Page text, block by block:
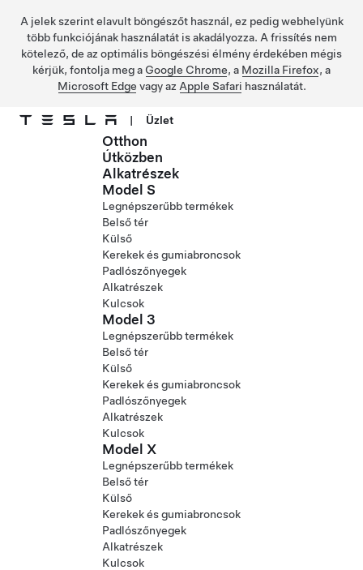
A jelek szerint elavult böngészőt használ, ez pedig webhelyünk
több funkciójának használatát is akadályozza. A frissítés nem
kötelező, de az optimális böngészési élmény érdekében mégis
kérjük, fontolja meg a Google Chrome, a Mozilla Firefox, a
Microsoft Edge vagy az Apple Safari használatát.
| Üzlet
Otthon
Útközben
Alkatrészek
Model S
Legnépszerűbb termékek
Belső tér
Külső
Kerekek és gumiabroncsok
Padlószőnyegek
Alkatrészek
Kulcsok
Model 3
Legnépszerűbb termékek
Belső tér
Külső
Kerekek és gumiabroncsok
Padlószőnyegek
Alkatrészek
Kulcsok
Model X
Legnépszerűbb termékek
Belső tér
Külső
Kerekek és gumiabroncsok
Padlószőnyegek
Alkatrészek
Kulcsok